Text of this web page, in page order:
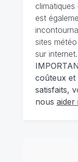
est
sites
sur internet.
coûteux et
satisfaits,
nous aider